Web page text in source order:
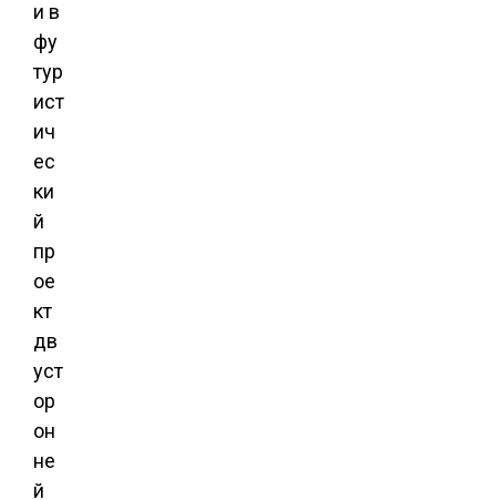
и в
фу
тур
ист
ич
ес
ки
й
пр
ое
кт
дв
уст
ор
он
не
й